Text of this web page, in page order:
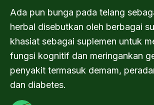
Ada pun bunga pada telang
herbal disebutkan oleh berbagai
khasiat sebagai suplemen untuk
fungsi kognitif dan meringankan
penyakit termasuk demam,
dan diabetes.